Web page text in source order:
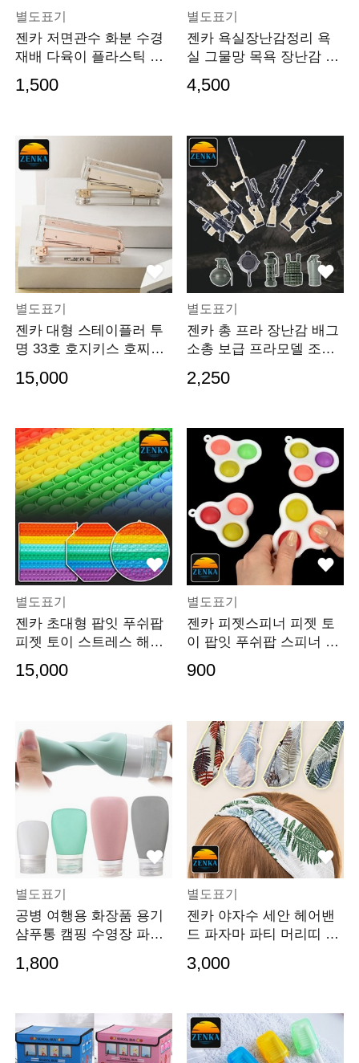
별도표기
젠카 저면관수 화분 수경
재배 다육이 플라스틱 자
1,500
별도표기
젠카 욕실장난감정리 욕
실 그물망 목욕 장난감 정
4,500
별도표기
젠카 대형 스테이플러 투
명 33호 호지키스 호찌개
15,000
별도표기
젠카 총 프라 장난감 배그
소총 보급 프라모델 조립
2,250
별도표기
젠카 초대형 팝잇 푸쉬팝
피젯 토이 스트레스 해소
15,000
별도표기
젠카 피젯스피너 피젯 토
이 팝잇 푸쉬팝 스피너 게
900
별도표기
공병 여행용 화장품 용기
샴푸통 캠핑 수영장 파우
튜브
1,800
별도표기
젠카 야자수 세안 헤어밴
드 파자마 파티 머리띠 피
3,000